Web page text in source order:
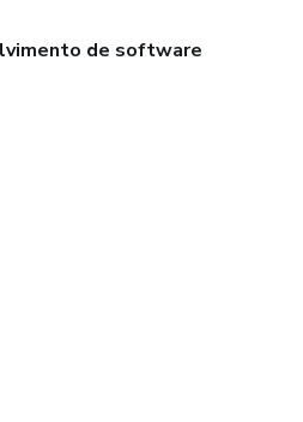
de software